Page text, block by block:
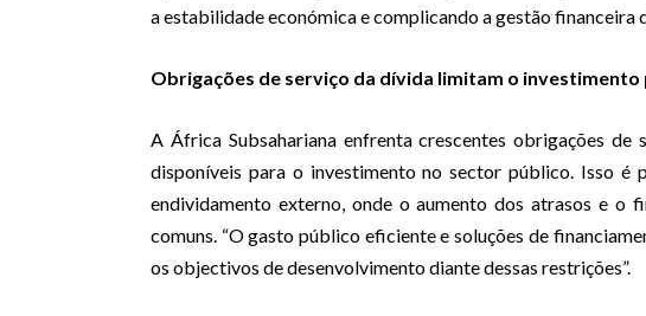
a estabilidade económica e complicando a gestão financeira
Obrigações de serviço da dívida limitam o investimento
A África Subsahariana enfrenta crescentes obrigações
disponíveis para o investimento no sector público. Isso é
endividamento externo, onde o aumento dos atrasos e o
comuns. “O gasto público eficiente e soluções de
os objectivos de desenvolvimento diante dessas restrições”.